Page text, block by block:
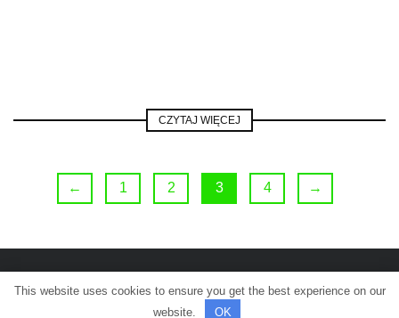
CZYTAJ WIĘCEJ
← 1 2 3 4 →
© Wszelkie prawa zastrzeżone.
This website uses cookies to ensure you get the best experience on our
website.
OK